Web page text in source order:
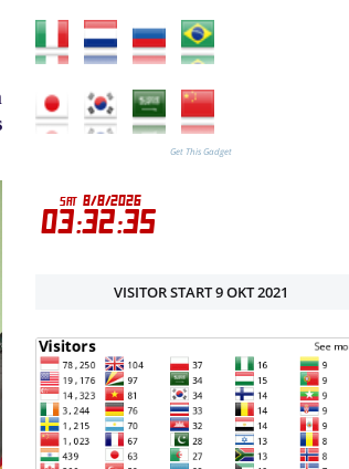
Get This Gadget
VISITOR START 9 OKT 2021